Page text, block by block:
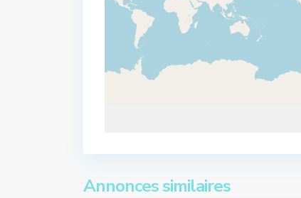
Annonces similaires